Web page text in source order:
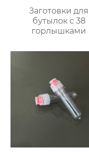
Заготовки для
бутылок с 38
горлышками